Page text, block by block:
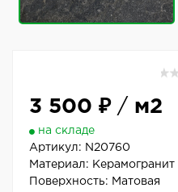
3 500 ₽/ м2
на складе
Артикул: N20760
Материал: Керамогранит
Поверхность: Матовая